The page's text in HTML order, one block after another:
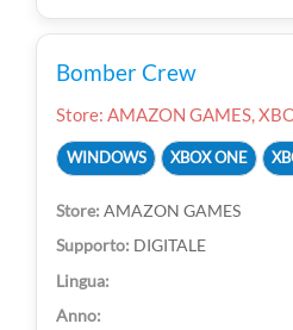
Bomber Crew
Store: AMAZON GAMES,
WINDOWS XBOX ONE
AMAZON GAMES
DIGITALE